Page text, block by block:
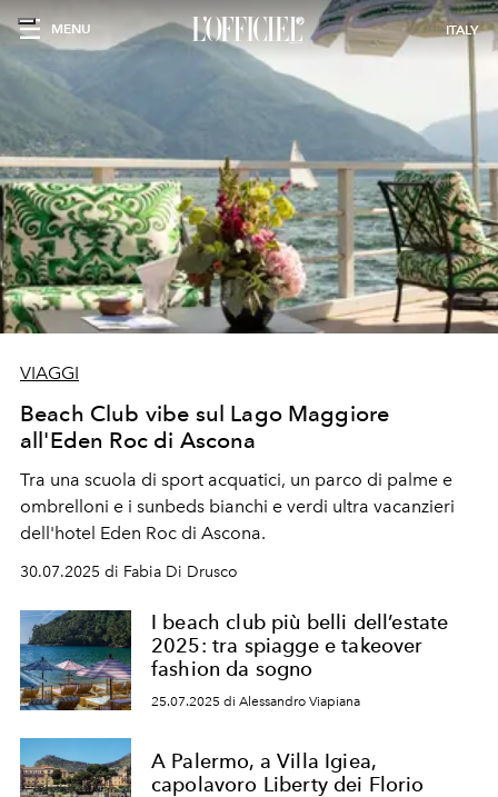
MENU ITALY
VIAGGI
Beach Club vibe sul Lago Maggiore
all'Eden Roc di Ascona
Tra una scuola di sport acquatici, un parco di palme e
ombrelloni e i sunbeds bianchi e verdi ultra vacanzieri
dell'hotel Eden Roc di Ascona.
30.07.2025 di Fabia Di Drusco
I beach club più belli dell’estate
2025: tra spiagge e takeover
fashion da sogno
25.07.2025 di Alessandro Viapiana
A Palermo, a Villa Igiea,
capolavoro Liberty dei Florio